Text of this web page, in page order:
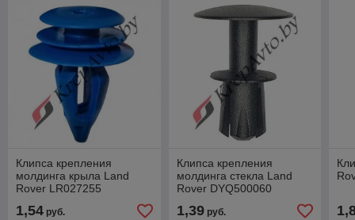
Клипса крепления
молдинга крыла Land
Rover LR027255
1,54 руб.
Клипса крепления
молдинга стекла Land
Rover DYQ500060
1,39руб.